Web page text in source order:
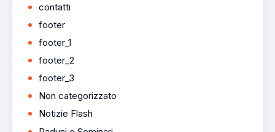
contatti
footer
footer_1
footer_2
footer_3
Non categorizzato
Notizie Flash